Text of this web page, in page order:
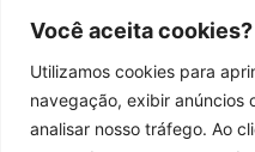
Você aceita cookies?
Utilizamos cookies para
navegação, exibir anúncios
analisar nosso tráfego. Ao